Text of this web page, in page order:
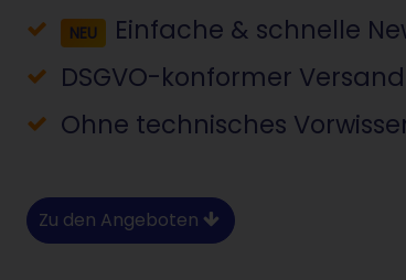
NEU
Einfache & schnelle
DSGVO-konformer Versand
Ohne technisches
Zu den Angeboten